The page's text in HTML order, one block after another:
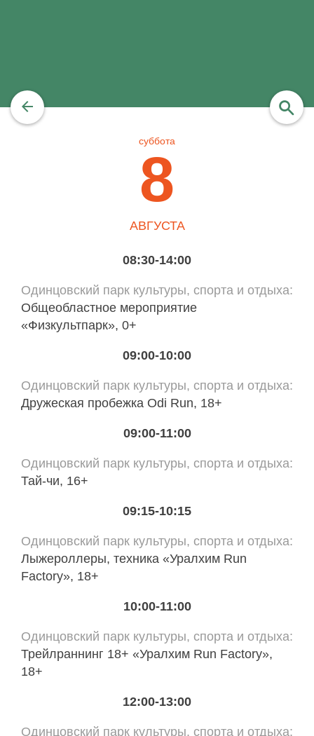
суббота
8
АВГУСТА
08:30-14:00
Одинцовский парк культуры, спорта и отдыха
Общеобластное мероприятие
«Физкультпарк», 0+
09:00-10:00
Одинцовский парк культуры, спорта и отдыха
Дружеская пробежка Odi Run, 18+
09:00-11:00
Одинцовский парк культуры, спорта и отдыха
Тай-чи, 16+
09:15-10:15
Одинцовский парк культуры, спорта и отдыха
Лыжероллеры, техника «Уралхим Run
Factory», 18+
10:00-11:00
Одинцовский парк культуры, спорта и отдыха
Трейлраннинг 18+ «Уралхим Run Factory»,
18+
12:00-13:00
Одинцовский парк культуры, спорта и отдыха